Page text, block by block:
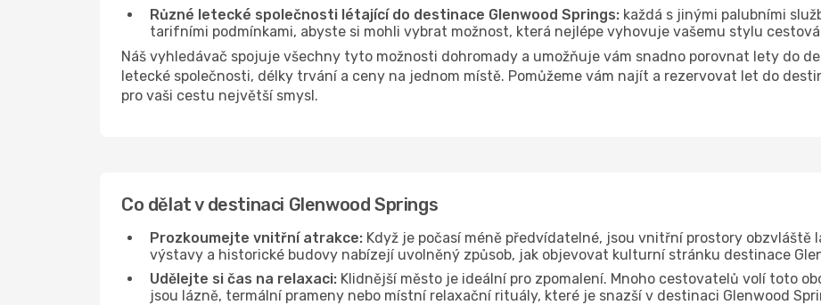
Různé letecké společnosti létající do destinace Glenwood Springs: každá s jinými palubními
tarifními podmínkami, abyste si mohli vybrat možnost, která nejlépe vyhovuje vašemu stylu
Náš vyhledávač spojuje všechny tyto možnosti dohromady a umožňuje vám snadno porovnat lety do
letecké společnosti, délky trvání a ceny na jednom místě. Pomůžeme vám najít a rezervovat let do
pro vaši cestu největší smysl.
Co dělat v destinaci Glenwood Springs
Prozkoumejte vnitřní atrakce: Když je počasí méně předvídatelné, jsou vnitřní prostory obzvláště
výstavy a historické budovy nabízejí uvolněný způsob, jak objevovat kulturní stránku destinace
Udělejte si čas na relaxaci: Klidnější město je ideální pro zpomalení. Mnoho cestovatelů volí toto
jsou lázně, termální prameny nebo místní relaxační rituály, které je snazší v destinaci Glenwood